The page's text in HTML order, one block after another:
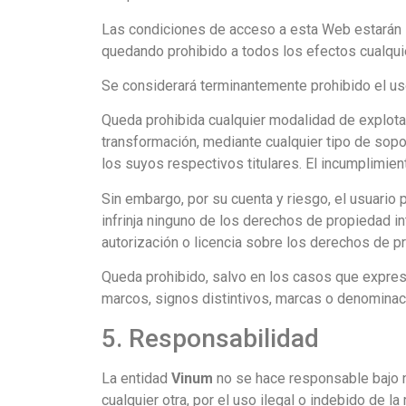
Las condiciones de acceso a esta Web
quedando prohibido a todos los efectos
Se considerará terminantemente prohibido el
Queda prohibida cualquier modalidad de
transformación, mediante cualquier tipo de
los suyos respectivos titulares. El
Sin embargo, por su cuenta y riesgo, el
infrinja ninguno de los derechos de propiedad
autorización o licencia sobre los derechos de
Queda prohibido, salvo en los casos que
marcos, signos distintivos, marcas o
5. Responsabilidad
La entidad Vinum no se hace responsable bajo
cualquier otra, por el uso ilegal o indebido de